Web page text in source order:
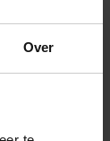
Over